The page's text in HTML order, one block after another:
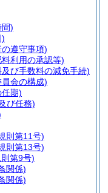
)
)
遵守事項)
利用の承認等)
び手数料の減免手続)
会の構成)
期)
び任務)
則第11号)
則第13号)
第9号)
関係)
関係)